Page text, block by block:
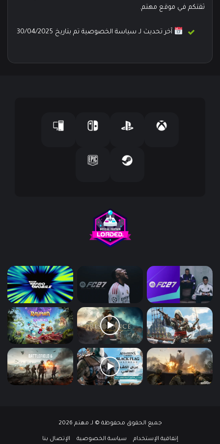
ثقتكم في موقع مهتم.
آخر تحديث لـ سياسة الخصوصية تم بتاريخ 30/04/2025
جميع الحقوق محفوظة © لـ مهتم 2026
إتفاقية الإستخدام سياسة الخصوصية الإتصال بنا